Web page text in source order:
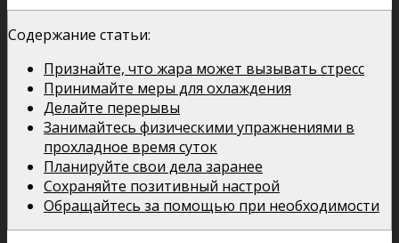
Содержание статьи:
Признайте, что жара может вызывать стресс
Принимайте меры для охлаждения
Делайте перерывы
Занимайтесь физическими упражнениями в
прохладное время суток
Планируйте свои дела заранее
Сохраняйте позитивный настрой
Обращайтесь за помощью при необходимости